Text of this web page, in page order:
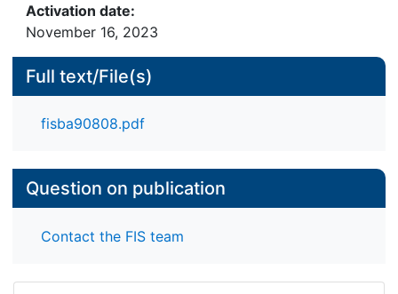
Activation date:
November 16, 2023
Full text/File(s)
fisba90808.pdf
Question on publication
Contact the FIS team